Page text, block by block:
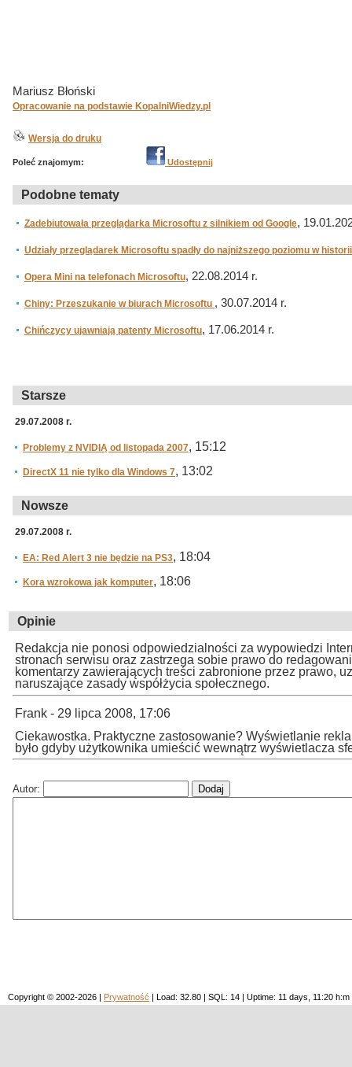
Mariusz Błoński
Opracowanie na podstawie KopalniWiedzy.pl
Wersja do druku
Poleć znajomym: Udostępnij
Podobne tematy
Zadebiutowała przeglądarka Microsoftu z silnikiem od Google,
Udziały przeglądarek Microsoftu spadły do najniższego poziomu w historii
Opera Mini na telefonach Microsoftu, 22.08.2014 r.
Chiny: Przeszukanie w biurach Microsoftu , 30.07.2014 r.
Chińczycy ujawniają patenty Microsoftu, 17.06.2014 r.
Starsze
29.07.2008 r.
Problemy z NVIDIĄ od listopada 2007, 15:12
DirectX 11 nie tylko dla Windows 7, 13:02
Nowsze
29.07.2008 r.
EA: Red Alert 3 nie będzie na PS3, 18:04
Kora wzrokowa jak komputer, 18:06
Opinie
Redakcja nie ponosi odpowiedzialności za wypowiedzi
stronach serwisu oraz zastrzega sobie prawo do
komentarzy zawierających treści zabronione przez prawo,
naruszające zasady współżycia społecznego.
Frank - 29 lipca 2008, 17:06
Ciekawostka. Praktyczne zastosowanie? Wyświetlanie
było gdyby użytkownika umieścić wewnątrz wyświetlacza
Autor:
Copyright © 2002-2026 | Prywatność | Load: 32.80 | SQL: 14 | Uptime: 11 days, 11:20